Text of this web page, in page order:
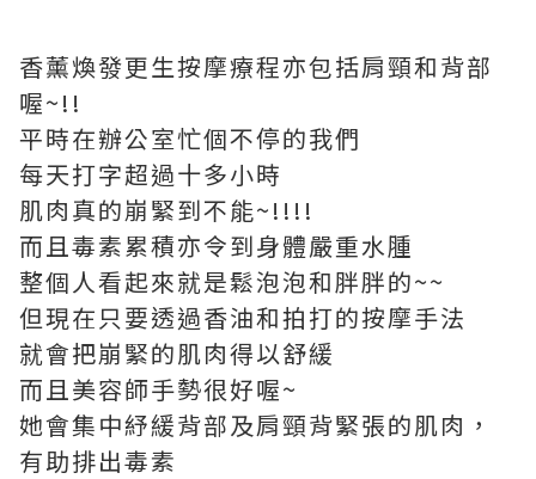
香薰煥發更生按摩療程亦包括肩頸和背部
喔~!!
平時在辦公室忙個不停的我們
每天打字超過十多小時
肌肉真的崩緊到不能~!!!!
而且毒素累積亦令到身體嚴重水腫
整個人看起來就是鬆泡泡和胖胖的~~
但現在只要透過香油和拍打的按摩手法
就會把崩緊的肌肉得以舒緩
而且美容師手勢很好喔~
她會集中紓緩背部及肩頸背緊張的肌肉，
有助排出毒素